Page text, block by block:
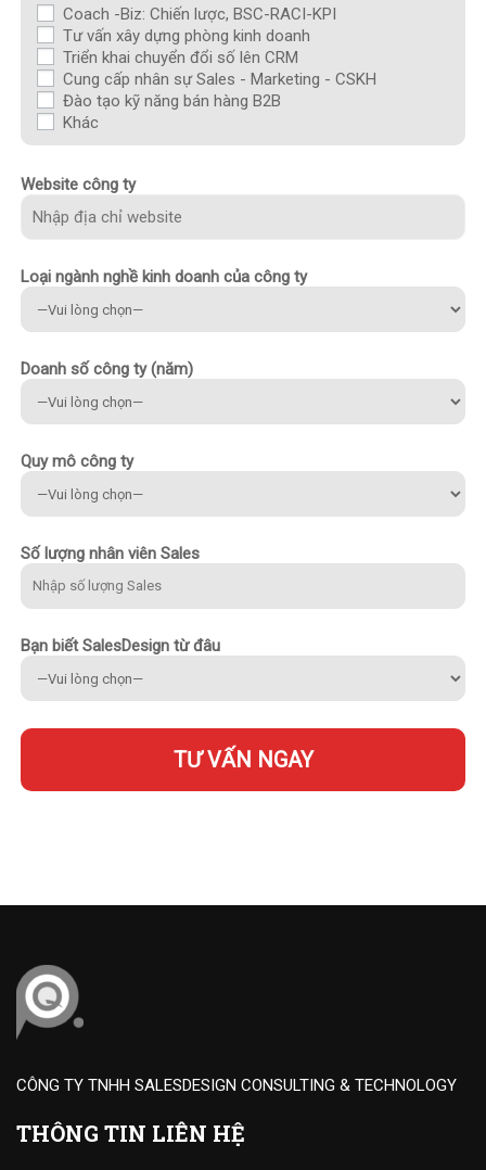
Coach -Biz: Chiến lược, BSC-RACI-KPI
Tư vấn xây dựng phòng kinh doanh
Triển khai chuyển đổi số lên CRM
Cung cấp nhân sự Sales - Marketing - CSKH
Đào tạo kỹ năng bán hàng B2B
Khác
Website công ty
Loại ngành nghề kinh doanh của công ty
Doanh số công ty (năm)
Quy mô công ty
Số lượng nhân viên Sales
Bạn biết SalesDesign từ đâu
CÔNG TY TNHH SALESDESIGN CONSULTING & TECHNOLOGY
THÔNG TIN LIÊN HỆ